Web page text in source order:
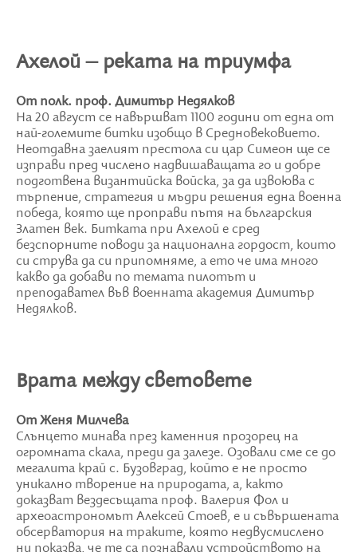
Ахелой – реката на триумфа
От полк. проф. Димитър Недялков
На 20 август се навършват 1100 години от една от
най-големите битки изобщо в Средновековието.
Неотдавна заелият престола си цар Симеон ще се
изправи пред числено надвишаващата го и добре
подготвена византийска войска, за да извоюва с
търпение, стратегия и мъдри решения една военна
победа, която ще проправи пътя на българския
Златен век. Битката при Ахелой е сред
безспорните поводи за национална гордост, които
си струва да си припомняме, а ето че има много
какво да добави по темата пилотът и
преподавател във военната академия Димитър
Недялков.
Врата между световете
От Женя Милчева
Слънцето минава през каменния прозорец на
огромната скала, преди да залезе. Озовали сме се до
мегалита край с. Бузовград, който е не просто
уникално творение на природата, а, както
доказват вездесъщата проф. Валерия Фол и
археоастрономът Алексей Стоев, е и съвършената
обсерватория на траките, която недвусмислено